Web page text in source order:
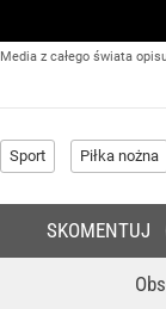
Media z całego świata
Sport Piłka nożna
SKOMENTUJ